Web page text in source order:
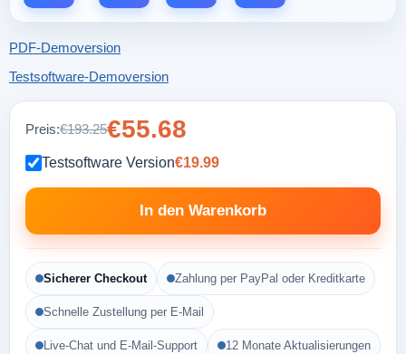
PDF-Demoversion
Testsoftware-Demoversion
Preis:€193.25€55.68
Testsoftware Version€19.99
In den Warenkorb
Sicherer Checkout Zahlung per PayPal oder Kreditkarte
Schnelle Zustellung per E-Mail
Live-Chat und E-Mail-Support 12 Monate Aktualisierungen